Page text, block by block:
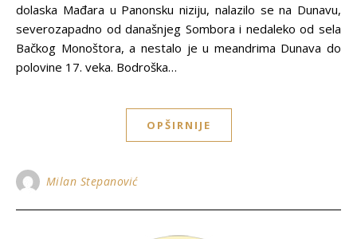
dolaska Mađara u Panonsku niziju, nalazilo se na Dunavu,
severozapadno od današnjeg Sombora i nedaleko od sela
Bačkog Monoštora, a nestalo je u meandrima Dunava do
polovine 17. veka. Bodroška…
OPŠIRNIJE
Milan Stepanović